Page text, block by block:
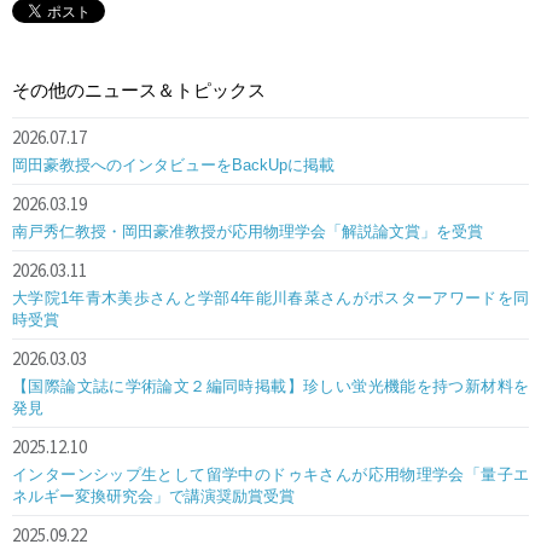
その他のニュース＆トピックス
2026.07.17
岡田豪教授へのインタビューをBackUpに掲載
2026.03.19
南戸秀仁教授・岡田豪准教授が応用物理学会「解説論文賞」を受賞
2026.03.11
大学院1年青木美歩さんと学部4年能川春菜さんがポスターアワードを同
時受賞
2026.03.03
【国際論文誌に学術論文２編同時掲載】珍しい蛍光機能を持つ新材料を
発見
2025.12.10
インターンシップ生として留学中のドゥキさんが応用物理学会「量子エ
ネルギー変換研究会」で講演奨励賞受賞
2025.09.22